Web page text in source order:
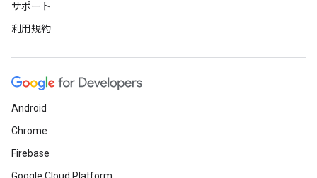
サポート
利用規約
Android
Chrome
Firebase